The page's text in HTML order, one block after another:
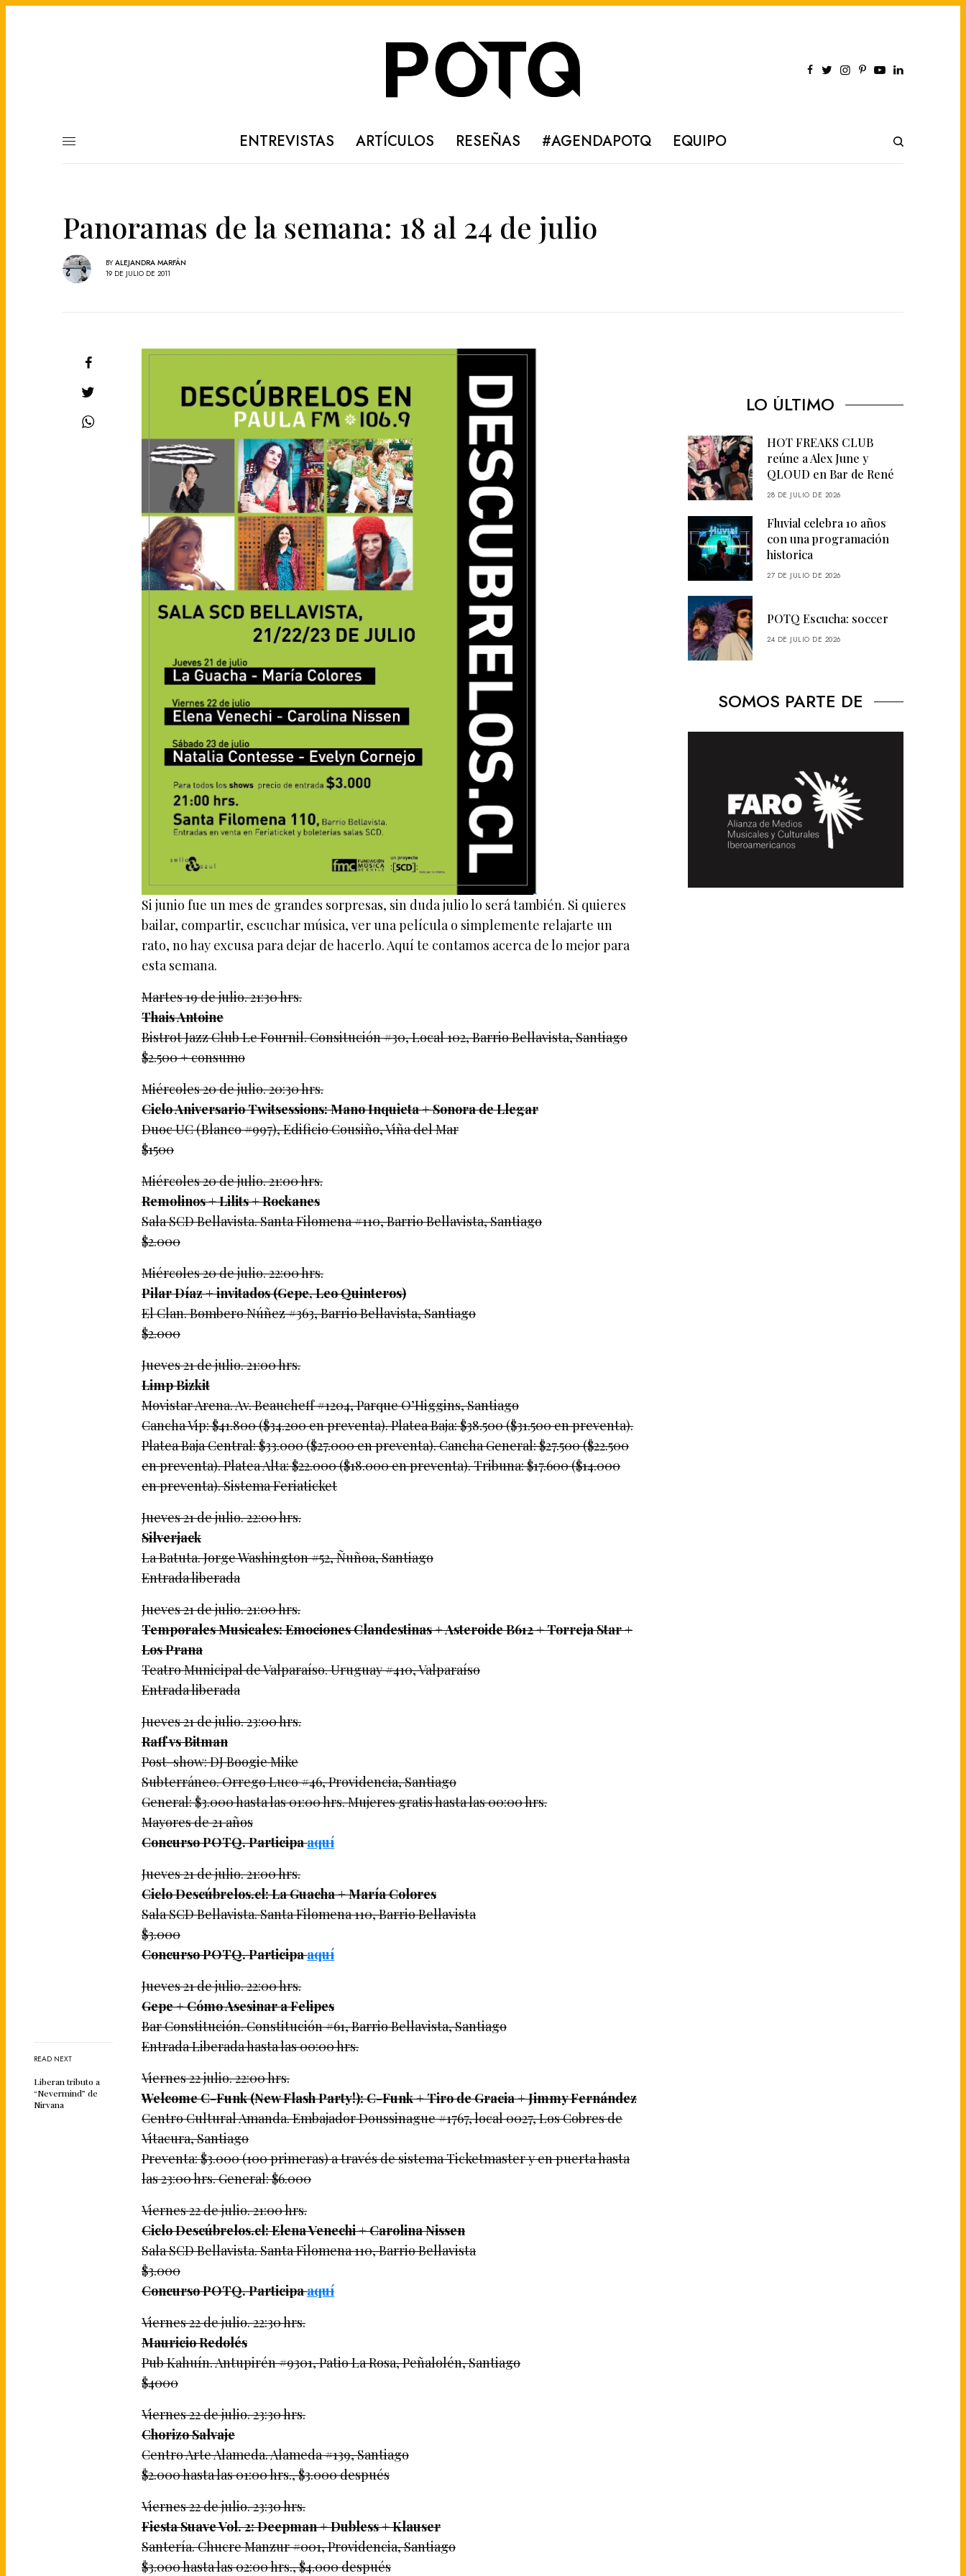
ENTREVISTAS ARTÍCULOS RESEÑAS #AGENDAPOTQ EQUIPO
Panoramas de la semana: 18 al 24 de julio
BY ALEJANDRA MARFÁN
19 DE JULIO DE 2011
READ NEXT
Liberan tributo a
“Nevermind” de
Nirvana
Si junio fue un mes de grandes sorpresas, sin duda julio lo será también. Si quieres
bailar, compartir, escuchar música, ver una película o simplemente relajarte un
rato, no hay excusa para dejar de hacerlo. Aquí te contamos acerca de lo mejor para
esta semana.
Martes 19 de julio. 21:30 hrs.
Thais Antoine
Bistrot Jazz Club Le Fournil. Consitución #30, Local 102, Barrio Bellavista, Santiago
$2.500 + consumo
Miércoles 20 de julio. 20:30 hrs.
Ciclo Aniversario Twitsessions: Mano Inquieta + Sonora de Llegar
Duoc UC (Blanco #997), Edificio Cousiño, Viña del Mar
$1500
Miércoles 20 de julio. 21:00 hrs.
Remolinos + Lilits + Rockanes
Sala SCD Bellavista. Santa Filomena #110, Barrio Bellavista, Santiago
$2.000
Miércoles 20 de julio. 22:00 hrs.
Pilar Díaz + invitados (Gepe, Leo Quinteros)
El Clan. Bombero Núñez #363, Barrio Bellavista, Santiago
$2.000
Jueves 21 de julio. 21:00 hrs.
Limp Bizkit
Movistar Arena. Av. Beaucheff #1204, Parque O’Higgins, Santiago
Cancha Vip: $41.800 ($34.200 en preventa). Platea Baja: $38.500 ($31.500 en preventa).
Platea Baja Central: $33.000 ($27.000 en preventa). Cancha General: $27.500 ($22.500
en preventa). Platea Alta: $22.000 ($18.000 en preventa). Tribuna: $17.600 ($14.000
en preventa). Sistema Feriaticket
Jueves 21 de julio. 22:00 hrs.
Silverjack
La Batuta. Jorge Washington #52, Ñuñoa, Santiago
Entrada liberada
Jueves 21 de julio. 21:00 hrs.
Temporales Musicales: Emociones Clandestinas + Asteroide B612 + Torreja Star +
Los Prana
Teatro Municipal de Valparaíso. Uruguay #410, Valparaíso
Entrada liberada
Jueves 21 de julio. 23:00 hrs.
Raff vs Bitman
Post-show: DJ Boogie Mike
Subterráneo. Orrego Luco #46, Providencia, Santiago
General: $3.000 hasta las 01:00 hrs. Mujeres gratis hasta las 00:00 hrs.
Mayores de 21 años
Concurso POTQ. Participaaquí
Jueves 21 de julio. 21:00 hrs.
Ciclo Descúbrelos.cl: La Guacha + María Colores
Sala SCD Bellavista. Santa Filomena 110, Barrio Bellavista
$3.000
Concurso POTQ. Participaaquí
Jueves 21 de julio. 22:00 hrs.
Gepe + Cómo Asesinar a Felipes
Bar Constitución. Constitución #61, Barrio Bellavista, Santiago
Entrada Liberada hasta las 00:00 hrs.
Viernes 22 julio. 22:00 hrs.
Welcome C-Funk (New Flash Party!): C-Funk + Tiro de Gracia + Jimmy Fernández
Centro Cultural Amanda. Embajador Doussinague #1767, local 0027, Los Cobres de
Vitacura, Santiago
Preventa: $3.000 (100 primeras) a través de sistema Ticketmaster y en puerta hasta
las 23:00 hrs. General: $6.000
Viernes 22 de julio. 21:00 hrs.
Ciclo Descúbrelos.cl: Elena Venechi + Carolina Nissen
Sala SCD Bellavista. Santa Filomena 110, Barrio Bellavista
$3.000
Concurso POTQ. Participaaquí
Viernes 22 de julio. 22:30 hrs.
Mauricio Redolés
Pub Kahuín. Antupirén #9301, Patio La Rosa, Peñalolén, Santiago
$4000
Viernes 22 de julio. 23:30 hrs.
Chorizo Salvaje
Centro Arte Alameda. Alameda #139, Santiago
$2.000 hasta las 01:00 hrs., $3.000 después
Viernes 22 de julio. 23:30 hrs.
Fiesta Suave Vol. 2: Deepman + Dubless + Klauser
Santería. Chucre Manzur #001, Providencia, Santiago
$3.000 hasta las 02:00 hrs., $4.000 después
LO ÚLTIMO
HOT FREAKS CLUB
reúne a Alex June y
QLOUD en Bar de René
28 DE JULIO DE 2026
Fluvial celebra 10 años
con una programación
historica
27 DE JULIO DE 2026
POTQ Escucha: soccer
24 DE JULIO DE 2026
SOMOS PARTE DE